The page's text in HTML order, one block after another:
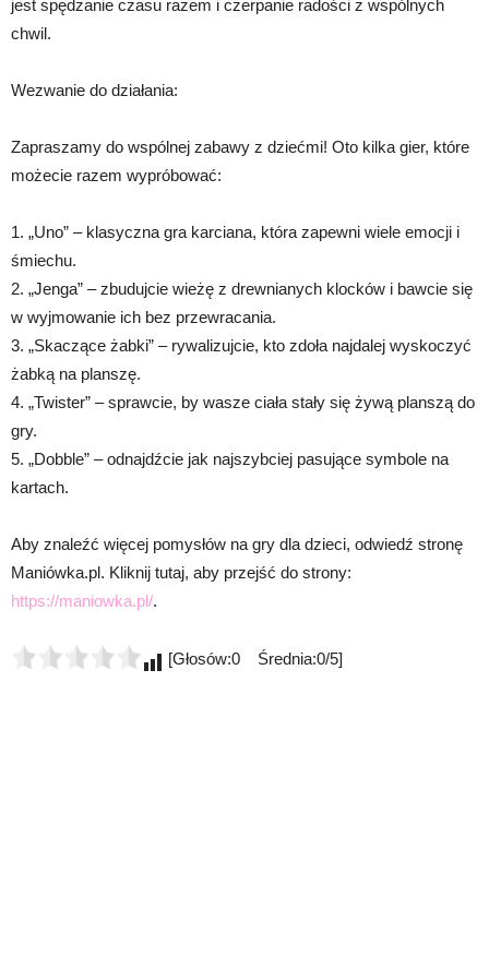
jest spędzanie czasu razem i czerpanie radości z wspólnych
chwil.
Wezwanie do działania:
Zapraszamy do wspólnej zabawy z dziećmi! Oto kilka gier, które
możecie razem wypróbować:
1. „Uno” – klasyczna gra karciana, która zapewni wiele emocji i
śmiechu.
2. „Jenga” – zbudujcie wieżę z drewnianych klocków i bawcie się
w wyjmowanie ich bez przewracania.
3. „Skaczące żabki” – rywalizujcie, kto zdoła najdalej wyskoczyć
żabką na planszę.
4. „Twister” – sprawcie, by wasze ciała stały się żywą planszą do
gry.
5. „Dobble” – odnajdźcie jak najszybciej pasujące symbole na
kartach.
Aby znaleźć więcej pomysłów na gry dla dzieci, odwiedź stronę
Maniówka.pl. Kliknij tutaj, aby przejść do strony:
https://maniowka.pl/.
[Głosów:0 Średnia:0/5]